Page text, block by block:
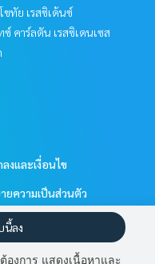
ขทัย เรสซิเด้นซ์
ซ์ คาร์ลตัน เรสซิเดนเซส
งและเงื่อนไข
ยความเป็นส่วนตัว
เรา
รฝากขาย-เช่า
องการ แสดงเนื้อหาและ
นี้ลง